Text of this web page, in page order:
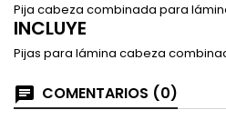
Pija cabeza combinada para
INCLUYE
Pijas para lámina cabeza
COMENTARIOS (0)